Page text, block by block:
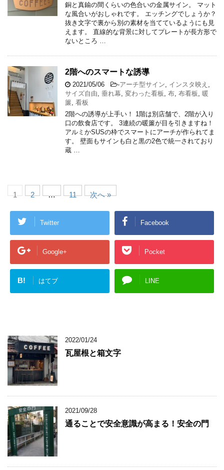
銅と真鍮の間くらいの色合いの金属サイン。 マット
な風合いがおしゃれです。 エッチングでしょうか？
抜き文字で裏から別の素材を当てているようにも見
えます。 直線的な背景に対してプレートが長方形で
ないところ …
2階へのスマートな誘導
2021/05/06 -アーチ型サイン インスタ映え
サイズ自由 垂れ幕 変わった看板 布 布看板 暖
簾 看板
2階への誘導が上手い！ 1階は別店舗で、2階が入り
口の飲食店です。 3連続の暖簾が目を引きますね！
アルミかSUSの枠でスマートにアーチが作られてま
す。 壁面もサインも白と黒の2色で統一されており
蔵 …
1 2 … 11 次へ »
Twitter Facebook
Google+ Pocket
B! はてブ LINE
2022/01/24
瓦屋根と箱文字
2021/09/28
通ることで安全意識が高まる！安全の門